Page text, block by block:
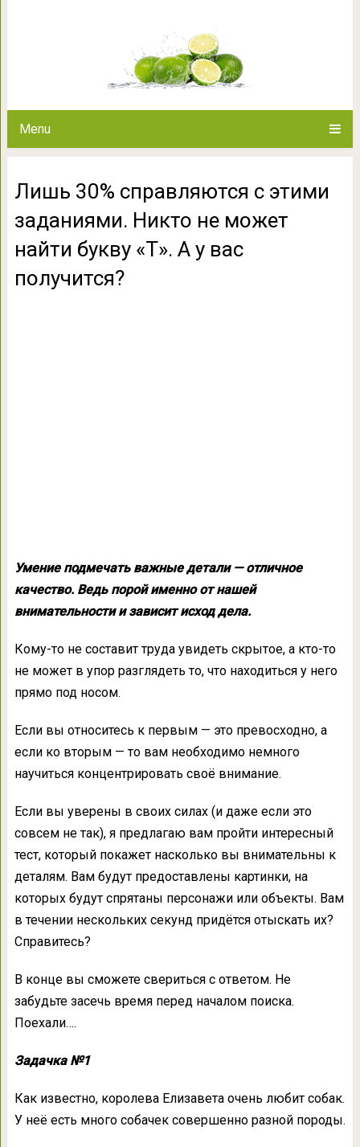
Menu
найти букву «Т». А
Лишь 30% справляются с этими
заданиями. Никто не может
найти букву «Т». А у вас
получится?
Умение подмечать важные детали — отличное
качество. Ведь порой именно от нашей
внимательности и зависит исход дела.
Кому-то не составит труда увидеть скрытое, а кто-то
не может в упор разглядеть то, что находиться у него
прямо под носом.
Если вы относитесь к первым — это превосходно, а
если ко вторым — то вам необходимо немного
научиться концентрировать своё внимание.
Если вы уверены в своих силах (и даже если это
совсем не так), я предлагаю вам пройти интересный
тест, который покажет насколько вы внимательны к
деталям. Вам будут предоставлены картинки, на
которых будут спрятаны персонажи или объекты. Вам
в течении нескольких секунд придётся отыскать их?
Справитесь?
В конце вы сможете свериться с ответом. Не
забудьте засечь время перед началом поиска.
Поехали….
Задачка №1
Как известно, королева Елизавета очень любит собак.
У неё есть много собачек совершенно разной породы.